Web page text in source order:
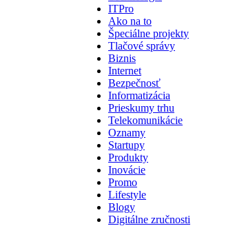
ITPro
Ako na to
Špeciálne projekty
Tlačové správy
Biznis
Internet
Bezpečnosť
Informatizácia
Prieskumy trhu
Telekomunikácie
Oznamy
Startupy
Produkty
Inovácie
Promo
Lifestyle
Blogy
Digitálne zručnosti